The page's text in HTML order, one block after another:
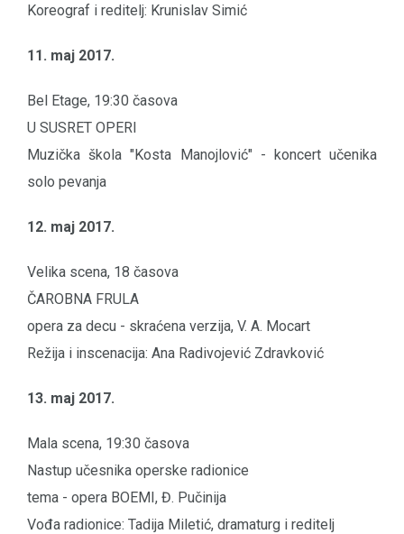
Koreograf i reditelj: Krunislav Simić
11. maj 2017.
Bel Etage, 19:30 časova
U SUSRET OPERI
Muzička škola "Kosta Manojlović" - koncert učenika
solo pevanja
12. maj 2017.
Velika scena, 18 časova
ČAROBNA FRULA
opera za decu - skraćena verzija, V. A. Mocart
Režija i inscenacija: Ana Radivojević Zdravković
13. maj 2017.
Mala scena, 19:30 časova
Nastup učesnika operske radionice
tema - opera BOEMI, Đ. Pučinija
Vođa radionice: Tadija Miletić, dramaturg i reditelj